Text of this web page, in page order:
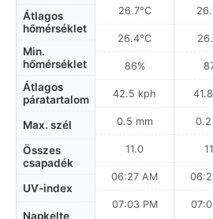
Átlagos
hőmérséklet
Min.
hőmérséklet
Átlagos
páratartalom
Max. szél
Összes
csapadék
UV-index
Napkelte
26.7°C
26.4°C
86%
42.5 kph
0.5 mm
11.0
06:27 AM
07:03 PM
0.2